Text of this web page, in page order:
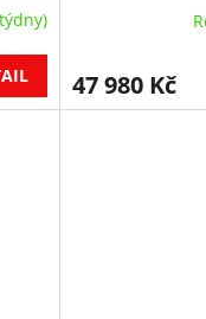
47 980 Kč